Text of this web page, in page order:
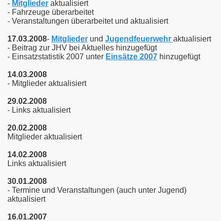
- Mitglieder aktualisiert
- Fahrzeuge überarbeitet
- Veranstaltungen überarbeitet und aktualisiert
17.03.2008- Mitglieder und Jugendfeuerwehr aktualisiert
- Beitrag zur JHV bei Aktuelles hinzugefügt
- Einsatzstatistik 2007 unter Einsätze 2007 hinzugefügt
14.03.2008
- Mitglieder aktualisiert
29.02.2008
- Links aktualisiert
20.02.2008
Mitglieder aktualisiert
14.02.2008
Links aktualisiert
30.01.2008
- Termine und Veranstaltungen (auch unter Jugend)
aktualisiert
16.01.2007